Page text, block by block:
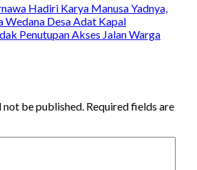
Hadiri Karya Manusa Yadnya,
Wedana Desa Adat Kapal
Penutupan Akses Jalan Warga
not be published. Required fields are